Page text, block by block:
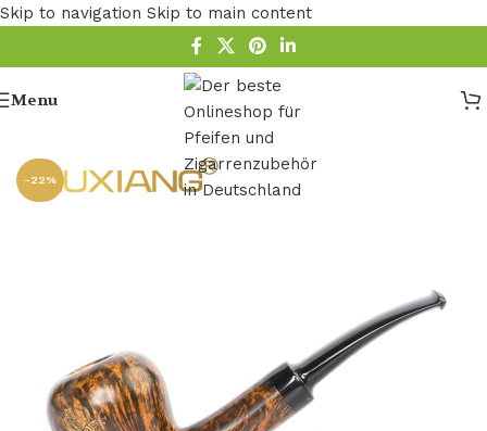
Skip to navigation Skip to main content
Menu
-22%